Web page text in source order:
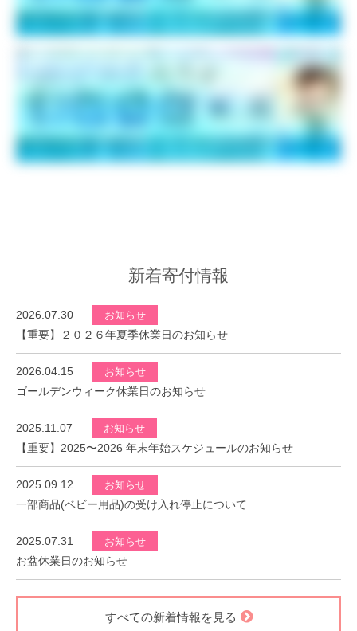
新着寄付情報
2026.07.30 お知らせ
【重要】２０２６年夏季休業日のお知らせ
2026.04.15 お知らせ
ゴールデンウィーク休業日のお知らせ
2025.11.07 お知らせ
【重要】2025〜2026 年末年始スケジュールのお知らせ
2025.09.12 お知らせ
一部商品(ベビー用品)の受け入れ停止について
2025.07.31 お知らせ
お盆休業日のお知らせ
すべての新着情報を見る